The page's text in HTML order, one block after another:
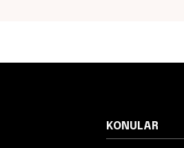
KONULAR